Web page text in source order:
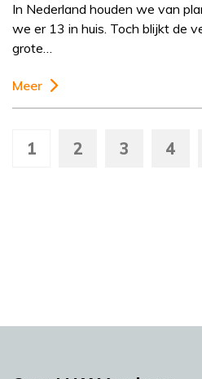
In Nederland houden we van
we er 13 in huis. Toch blijkt de
grote…
Meer
1 2 3 4